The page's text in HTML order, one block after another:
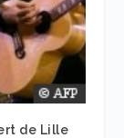
de Lille